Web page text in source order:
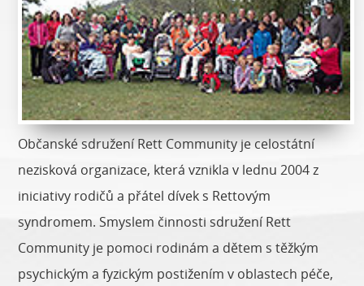
Občanské sdružení Rett Community je celostátní
nezisková organizace, která vznikla v lednu 2004 z
iniciativy rodičů a přátel dívek s Rettovým
syndromem. Smyslem činnosti sdružení Rett
Community je pomoci rodinám a dětem s těžkým
psychickým a fyzickým postižením v oblastech péče,